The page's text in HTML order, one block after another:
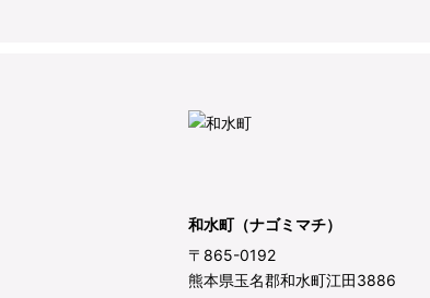
和水町（ナゴミマチ）
〒865-0192
熊本県玉名郡和水町江田3886